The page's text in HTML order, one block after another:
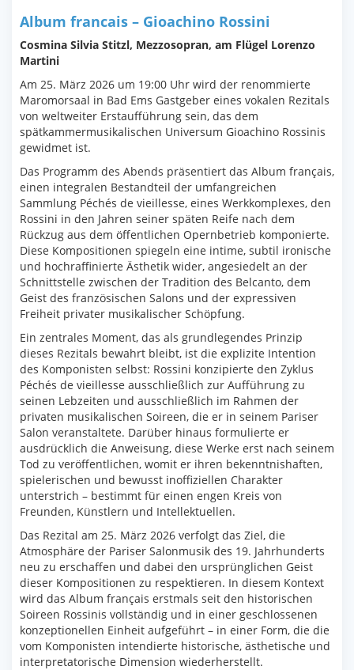
Album francais – Gioachino Rossini
Cosmina Silvia Stitzl, Mezzosopran, am Flügel Lorenzo
Martini
Am 25. März 2026 um 19:00 Uhr wird der renommierte
Maromorsaal in Bad Ems Gastgeber eines vokalen Rezitals
von weltweiter Erstaufführung sein, das dem
spätkammermusikalischen Universum Gioachino Rossinis
gewidmet ist.
Das Programm des Abends präsentiert das Album français,
einen integralen Bestandteil der umfangreichen
Sammlung Péchés de vieillesse, eines Werkkomplexes, den
Rossini in den Jahren seiner späten Reife nach dem
Rückzug aus dem öffentlichen Opernbetrieb komponierte.
Diese Kompositionen spiegeln eine intime, subtil ironische
und hochraffinierte Ästhetik wider, angesiedelt an der
Schnittstelle zwischen der Tradition des Belcanto, dem
Geist des französischen Salons und der expressiven
Freiheit privater musikalischer Schöpfung.
Ein zentrales Moment, das als grundlegendes Prinzip
dieses Rezitals bewahrt bleibt, ist die explizite Intention
des Komponisten selbst: Rossini konzipierte den Zyklus
Péchés de vieillesse ausschließlich zur Aufführung zu
seinen Lebzeiten und ausschließlich im Rahmen der
privaten musikalischen Soireen, die er in seinem Pariser
Salon veranstaltete. Darüber hinaus formulierte er
ausdrücklich die Anweisung, diese Werke erst nach seinem
Tod zu veröffentlichen, womit er ihren bekenntnishaften,
spielerischen und bewusst inoffiziellen Charakter
unterstrich – bestimmt für einen engen Kreis von
Freunden, Künstlern und Intellektuellen.
Das Rezital am 25. März 2026 verfolgt das Ziel, die
Atmosphäre der Pariser Salonmusik des 19. Jahrhunderts
neu zu erschaffen und dabei den ursprünglichen Geist
dieser Kompositionen zu respektieren. In diesem Kontext
wird das Album français erstmals seit den historischen
Soireen Rossinis vollständig und in einer geschlossenen
konzeptionellen Einheit aufgeführt – in einer Form, die die
vom Komponisten intendierte historische, ästhetische und
interpretatorische Dimension wiederherstellt.